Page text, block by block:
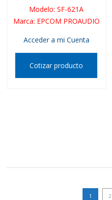
Modelo:SF-621A
Marca: EPCOM PROAUDIO
Acceder a mi Cuenta
Cotizar producto
1 2